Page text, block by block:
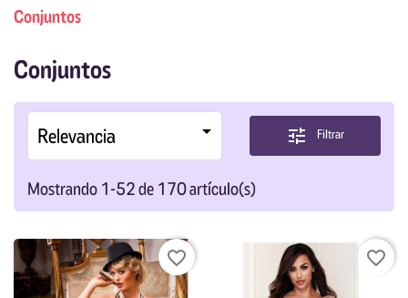
Conjuntos
Conjuntos
Relevancia  tune Filtrar
Mostrando 1-52 de 170 artículo(s)
favorite_border favorite_border